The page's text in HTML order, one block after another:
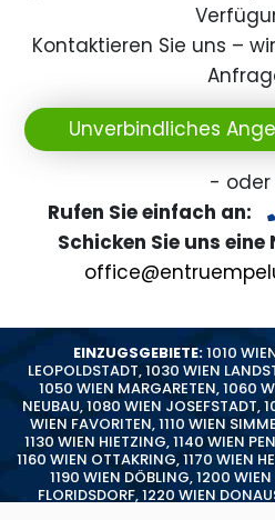
Kontaktieren Sie uns –
Unverbindliches
-
Rufen Sie einfach an:
Schicken Sie uns
EINZUGSGEBIETE:1010
LEOPOLDSTADT,1030 WIEN
1050 WIEN MARGARETEN,1060
NEUBAU,1080 WIEN JOSEFSTADT,
WIEN FAVORITEN,1110 WIEN
1130 WIEN HIETZING,1140 WIEN
1160 WIEN OTTAKRING,1170 WIEN
1190 WIEN DÖBLING,1200 WIEN
FLORIDSDORF,1220 WIEN